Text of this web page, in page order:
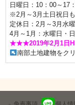
日曜日：10：00～17
※2月～3月土日祝日
定休日：2月～3月水曜
4月～1月：水曜日・
★★★2019年2月1日
南部土地建物をク